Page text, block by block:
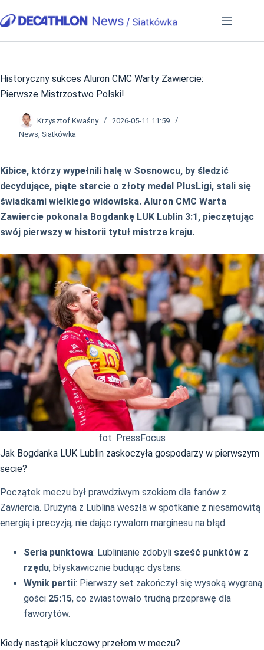
do
Historyczny sukces Aluron CMC Warty Zawiercie:
Pierwsze Mistrzostwo Polski!
Krzysztof Kwaśny
2026-05-11 11:59
News, Siatkówka
Kibice, którzy wypełnili halę w Sosnowcu, by śledzić
decydujące, piąte starcie o złoty medal PlusLigi, stali się
świadkami wielkiego widowiska. Aluron CMC Warta
Zawiercie pokonała Bogdankę LUK Lublin 3:1, pieczętując
swój pierwszy w historii tytuł mistrza kraju.
fot. PressFocus
Jak Bogdanka LUK Lublin zaskoczyła gospodarzy w pierwszym
secie?
Początek meczu był prawdziwym szokiem dla fanów z
Zawiercia. Drużyna z Lublina weszła w spotkanie z niesamowitą
energią i precyzją, nie dając rywalom marginesu na błąd.
Seria punktowa: Lublinianie zdobyli sześć punktów z
rzędu, błyskawicznie budując dystans.
Wynik partii: Pierwszy set zakończył się wysoką wygraną
gości 25:15, co zwiastowało trudną przeprawę dla
faworytów.
Kiedy nastąpił kluczowy przełom w meczu?